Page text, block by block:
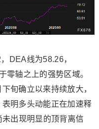
DEA线为58.26，
零轴之上的强势区域。
旬确立以来持续放大，
明多头动能正在加速释
出现明显的顶背离信